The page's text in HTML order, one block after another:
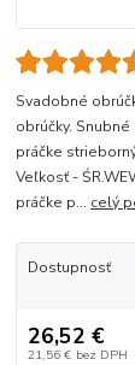
Svadobné
obrúčky.
práčke
Veľkosť -
práčke p... celý
Dostupnosť
26,52 €
21,56 € bez DPH